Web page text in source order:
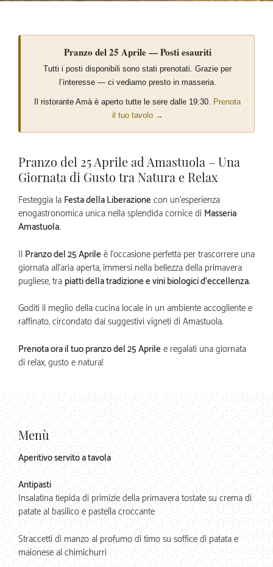
Pranzo del 25 Aprile — Posti esauriti
Tutti i posti disponibili sono stati prenotati. Grazie per
l’interesse — ci vediamo presto in masseria.
Il ristorante Amà è aperto tutte le sere dalle 19:30. Prenota
il tuo tavolo →
Pranzo del 25 Aprile ad Amastuola – Una
Giornata di Gusto tra Natura e Relax
Festeggia la Festa della Liberazione con un’esperienza
enogastronomica unica nella splendida cornice di Masseria
Amastuola.
Il Pranzo del 25 Aprile è l’occasione perfetta per trascorrere una
giornata all’aria aperta, immersi nella bellezza della primavera
pugliese, tra piatti della tradizione e vini biologici d’eccellenza.
Goditi il meglio della cucina locale in un ambiente accogliente e
raffinato, circondato dai suggestivi vigneti di Amastuola.
Prenota ora il tuo pranzo del 25 Aprile e regalati una giornata
di relax, gusto e natura!
Menù
Aperitivo servito a tavola
Antipasti
Insalatina tiepida di primizie della primavera tostate su crema di
patate al basilico e pastella croccante
Straccetti di manzo al profumo di timo su soffice di patata e
maionese al chimichurri